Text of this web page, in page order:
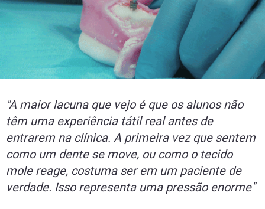
"A maior lacuna que vejo é que os alunos não
têm uma experiência tátil real antes de
entrarem na clínica. A primeira vez que sentem
como um dente se move, ou como o tecido
mole reage, costuma ser em um paciente de
verdade. Isso representa uma pressão enorme"